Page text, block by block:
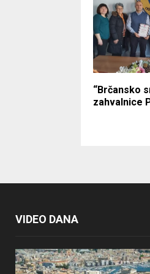
“Brčansko
zahvalnice
VIDEO DANA